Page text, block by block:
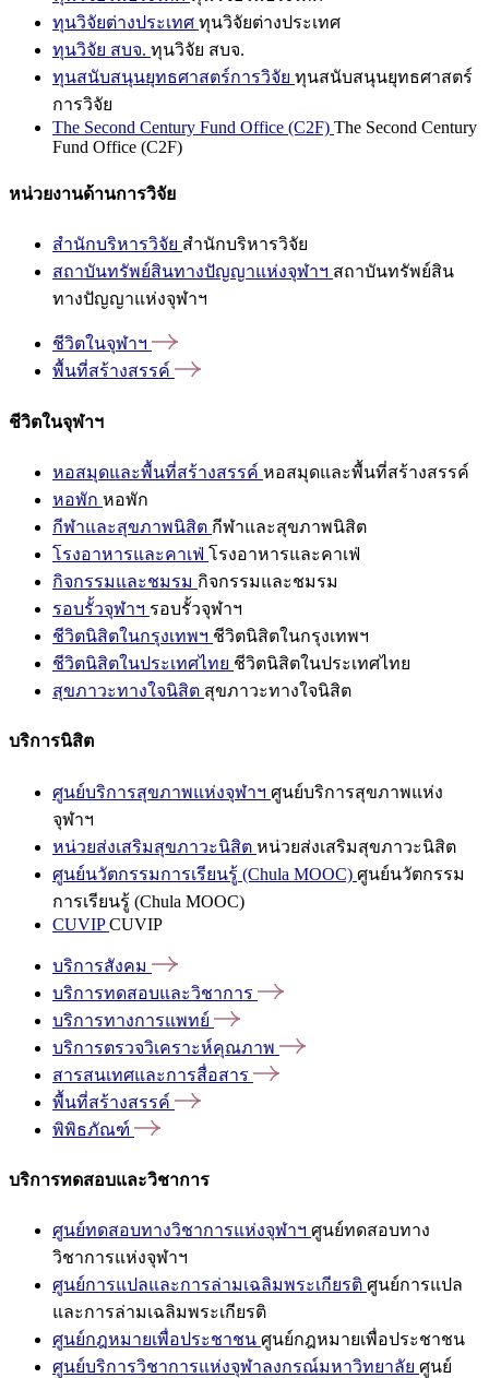
ทุนวิจัยต่างประเทศ ทุนวิจัยต่างประเทศ
ทุนวิจัย สบจ. ทุนวิจัย สบจ.
ทุนสนับสนุนยุทธศาสตร์การวิจัย ทุนสนับสนุนยุทธศาสตร์
การวิจัย
The Second Century Fund Office (C2F) The Second Century
Fund Office (C2F)
หน่วยงานด้านการวิจัย
สำนักบริหารวิจัย สำนักบริหารวิจัย
สถาบันทรัพย์สินทางปัญญาแห่งจุฬาฯ สถาบันทรัพย์สิน
ทางปัญญาแห่งจุฬาฯ
ชีวิตในจุฬาฯ
พื้นที่สร้างสรรค์
ชีวิตในจุฬาฯ
หอสมุดและพื้นที่สร้างสรรค์ หอสมุดและพื้นที่สร้างสรรค์
หอพัก หอพัก
กีฬาและสุขภาพนิสิต กีฬาและสุขภาพนิสิต
โรงอาหารและคาเฟ่ โรงอาหารและคาเฟ่
กิจกรรมและชมรม กิจกรรมและชมรม
รอบรั้วจุฬาฯ รอบรั้วจุฬาฯ
ชีวิตนิสิตในกรุงเทพฯ ชีวิตนิสิตในกรุงเทพฯ
ชีวิตนิสิตในประเทศไทย ชีวิตนิสิตในประเทศไทย
สุขภาวะทางใจนิสิต สุขภาวะทางใจนิสิต
บริการนิสิต
ศูนย์บริการสุขภาพแห่งจุฬาฯ ศูนย์บริการสุขภาพแห่ง
จุฬาฯ
หน่วยส่งเสริมสุขภาวะนิสิต หน่วยส่งเสริมสุขภาวะนิสิต
ศูนย์นวัตกรรมการเรียนรู้ (Chula MOOC) ศูนย์นวัตกรรม
การเรียนรู้ (Chula MOOC)
CUVIPCUVIP
บริการสังคม
บริการทดสอบและวิชาการ
บริการทางการแพทย์
บริการตรวจวิเคราะห์คุณภาพ
สารสนเทศและการสื่อสาร
พื้นที่สร้างสรรค์
พิพิธภัณฑ์
บริการทดสอบและวิชาการ
ศูนย์ทดสอบทางวิชาการแห่งจุฬาฯ ศูนย์ทดสอบทาง
วิชาการแห่งจุฬาฯ
ศูนย์การแปลและการล่ามเฉลิมพระเกียรติ ศูนย์การแปล
และการล่ามเฉลิมพระเกียรติ
ศูนย์กฎหมายเพื่อประชาชน ศูนย์กฎหมายเพื่อประชาชน
ศูนย์บริการวิชาการแห่งจุฬาลงกรณ์มหาวิทยาลัย ศูนย์